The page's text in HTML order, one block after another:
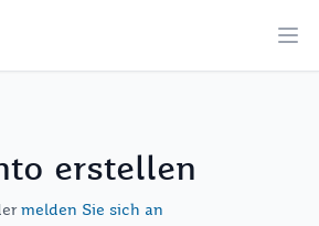
erstellen
melden Sie sich an